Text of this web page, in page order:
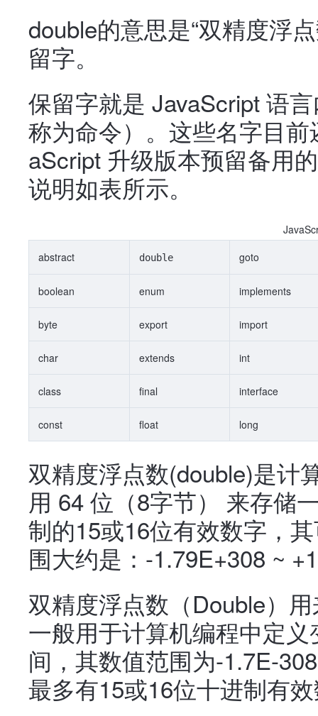
double的意思是“双精度浮
留字。
保留字就是 JavaScript 语
称为命令）。这些名字目
aScript 升级版本预留备用
说明如表所示。
abstract
double goto
boolean enum implements
byte export import
char extends int
class final interface
const float long
双精度浮点数(double)是计
用 64 位（8字节） 来存储
制的15或16位有效数字，
围大约是：-1.79E+308 ~
双精度浮点数（Double）
一般用于计算机编程中定
间，其数值范围为-1.7E-
最多有15或16位十进制有